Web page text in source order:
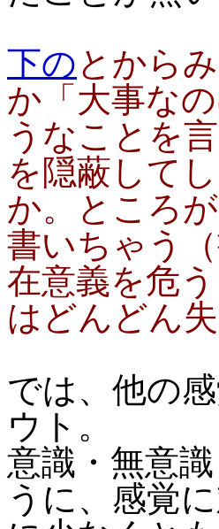
下のとから
か「大事な
うなことを
を隠蔽して
か。ところ
書いちゃう
在意義を危
はどんどん
では、他の
ウト。
意識・無意
うに、感覚